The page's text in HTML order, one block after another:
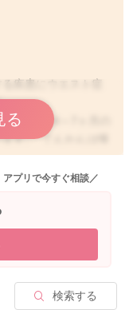
疾患にウエスト症
。
特に生後4～7ヶ月の
す。 てんかんは慢
るのが特徴です。
とんどなので、け
、覚醒直後や眠い
うなずくようなし
りげるようにお辞
な症状が、生後3～
頭てんかんが疑われ
る
プリで今すぐ相談／
検索する